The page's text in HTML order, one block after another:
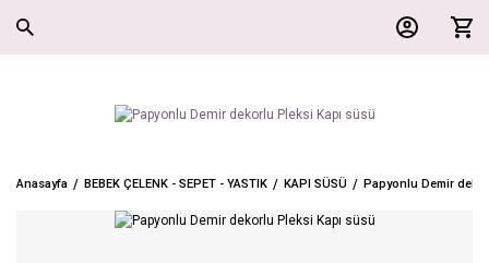
Anasayfa BEBEK ÇELENK - SEPET - YASTIK KAPI SÜSÜ Papyonlu Demir